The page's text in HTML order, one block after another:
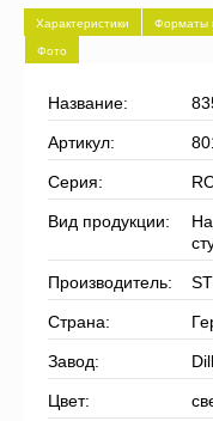
Характеристики Форматы
Фото
Название:
Артикул:
Серия:
Вид продукции:
Производитель:
Страна:
Завод:
Цвет: